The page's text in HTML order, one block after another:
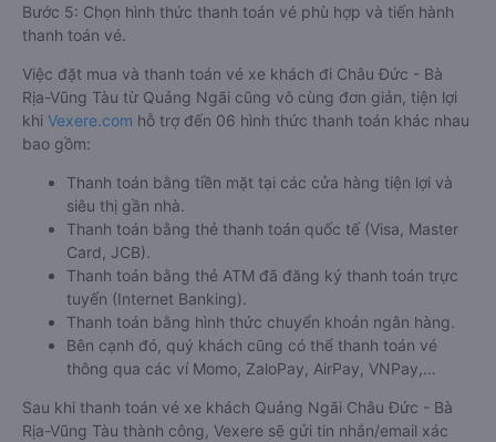
Bước 5: Chọn hình thức thanh toán vé phù hợp và tiến hành
thanh toán vé.
Việc đặt mua và thanh toán vé xe khách đi Châu Đức - Bà
Rịa-Vũng Tàu từ Quảng Ngãi cũng vô cùng đơn giản, tiện lợi
khi Vexere.com hỗ trợ đến 06 hình thức thanh toán khác nhau
bao gồm:
Thanh toán bằng tiền mặt tại các cửa hàng tiện lợi và
siêu thị gần nhà.
Thanh toán bằng thẻ thanh toán quốc tế (Visa, Master
Card, JCB).
Thanh toán bằng thẻ ATM đã đăng ký thanh toán trực
tuyến (Internet Banking).
Thanh toán bằng hình thức chuyển khoản ngân hàng.
Bên cạnh đó, quý khách cũng có thể thanh toán vé
thông qua các ví Momo, ZaloPay, AirPay, VNPay,…
Sau khi thanh toán vé xe khách Quảng Ngãi Châu Đức - Bà
Rịa-Vũng Tàu thành công, Vexere sẽ gửi tin nhắn/email xác